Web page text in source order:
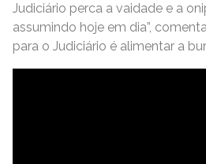
Judiciário perca a vaidade e a
assumindo hoje em dia”,
para o Judiciário é alimentar a